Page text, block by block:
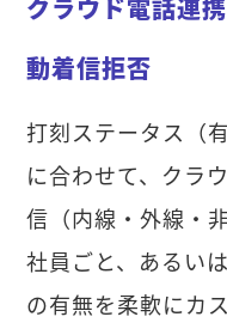
クラウド電話連
動着信拒否
打刻ステータス（
に合わせて、クラ
信（内線・外線・
社員ごと、あるい
の有無を柔軟にカ